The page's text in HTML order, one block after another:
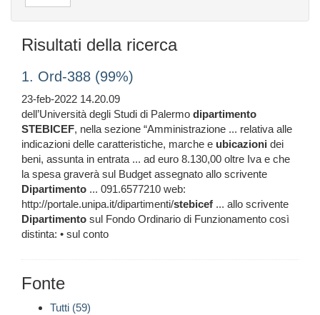
Risultati della ricerca
1. Ord-388 (99%)
23-feb-2022 14.20.09
dell’Università degli Studi di Palermo dipartimento
STEBICEF, nella sezione “Amministrazione ... relativa alle
indicazioni delle caratteristiche, marche e ubicazioni dei
beni, assunta in entrata ... ad euro 8.130,00 oltre Iva e che
la spesa graverà sul Budget assegnato allo scrivente
Dipartimento ... 091.6577210 web:
http://portale.unipa.it/dipartimenti/stebicef ... allo scrivente
Dipartimento sul Fondo Ordinario di Funzionamento così
distinta: • sul conto
Fonte
Tutti (59)